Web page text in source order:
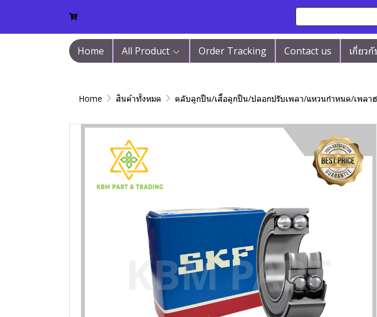
Home All Product Order Tracking Contact us เกี่ยว
Home สินค้าทั้งหมด ตลับลูกปืน/เสื้อลูกปืน/ปลอกปรับเพลา/แหวนกำหนด/เพลาฮ